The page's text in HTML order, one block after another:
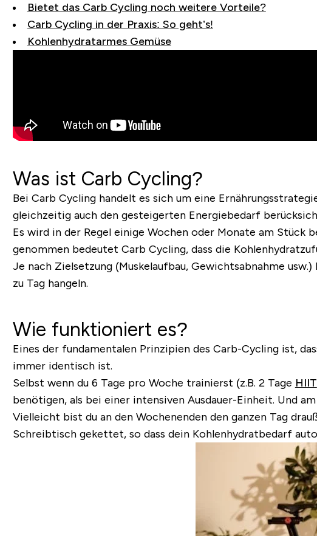
Bietet das Carb Cycling noch weitere Vorteile?
Carb Cycling in der Praxis: So geht’s!
Kohlenhydratarmes Gemüse
Was ist Carb Cycling?
Bei Carb Cycling handelt es sich um eine
gleichzeitig auch den gesteigerten Energiebedarf
Es wird in der Regel einige Wochen oder Monate am Stück
genommen bedeutet Carb Cycling, dass die
Je nach Zielsetzung (Muskelaufbau, Gewichtsabnahme
zu Tag hangeln.
Wie funktioniert es?
Eines der fundamentalen Prinzipien des Carb-Cycling ist,
immer identisch ist.
Selbst wenn du 6 Tage pro Woche trainierst (z.B. 2 Tage HIIT
benötigen, als bei einer intensiven Ausdauer-Einheit. Und
Vielleicht bist du an den Wochenenden den ganzen Tag
Schreibtisch gekettet, so dass dein Kohlenhydratbedarf